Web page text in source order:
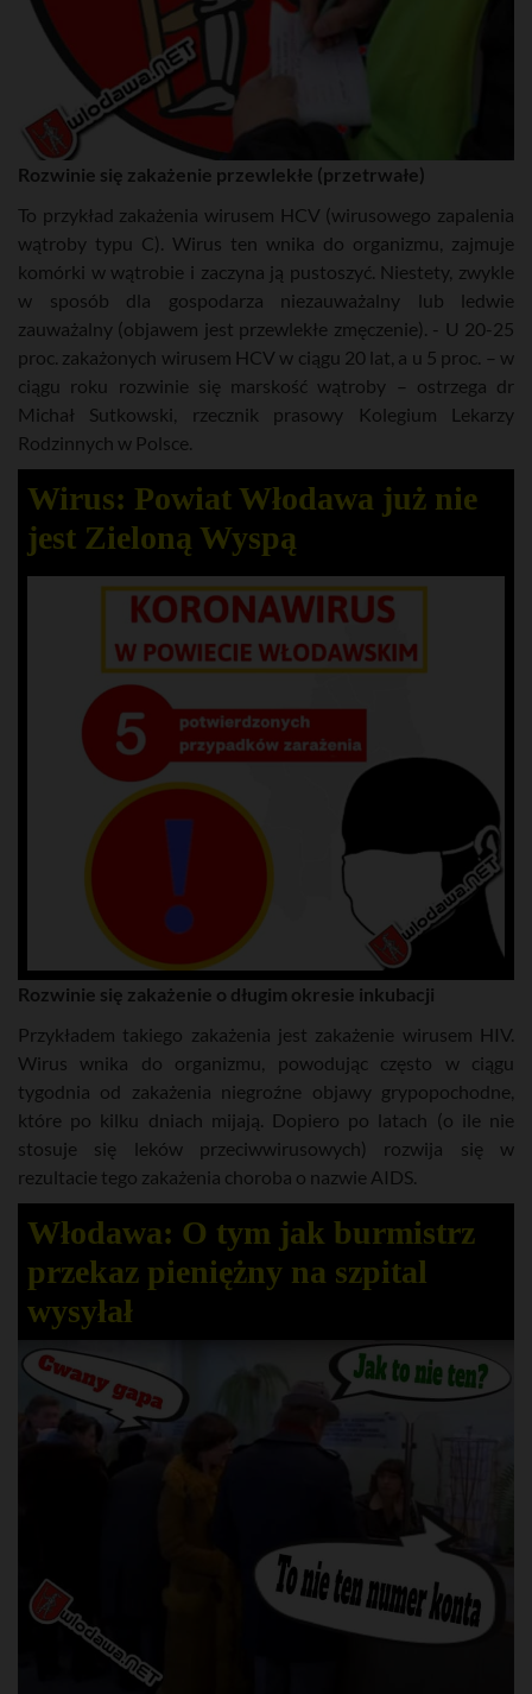
Rozwinie się zakażenie przewlekłe (przetrwałe)
To przykład zakażenia wirusem HCV (wirusowego zapalenia
wątroby typu C). Wirus ten wnika do organizmu, zajmuje
komórki w wątrobie i zaczyna ją pustoszyć. Niestety, zwykle
w sposób dla gospodarza niezauważalny lub ledwie
zauważalny (objawem jest przewlekłe zmęczenie). - U 20-25
proc. zakażonych wirusem HCV w ciągu 20 lat, a u 5 proc. – w
ciągu roku rozwinie się marskość wątroby – ostrzega dr
Michał Sutkowski, rzecznik prasowy Kolegium Lekarzy
Rodzinnych w Polsce.
Wirus: Powiat Włodawa już nie
jest Zieloną Wyspą
Rozwinie się zakażenie o długim okresie inkubacji
Przykładem takiego zakażenia jest zakażenie wirusem HIV.
Wirus wnika do organizmu, powodując często w ciągu
tygodnia od zakażenia niegroźne objawy grypopochodne,
które po kilku dniach mijają. Dopiero po latach (o ile nie
stosuje się leków przeciwwirusowych) rozwija się w
rezultacie tego zakażenia choroba o nazwie AIDS.
Włodawa: O tym jak burmistrz
przekaz pieniężny na szpital
wysyłał